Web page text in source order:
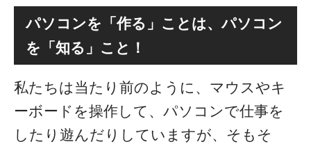
パソコンを「作る」ことは、パソコン
を「知る」こと！
私たちは当たり前のように、マウスやキ
ーボードを操作して、パソコンで仕事を
したり遊んだりしていますが、そもそ